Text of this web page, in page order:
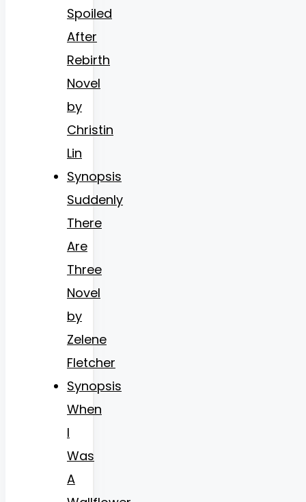
Spoiled
After
Rebirth
Novel
by
Christin
Lin
Synopsis
Suddenly
There
Are
Three
Novel
by
Zelene
Fletcher
Synopsis
When
I
Was
A